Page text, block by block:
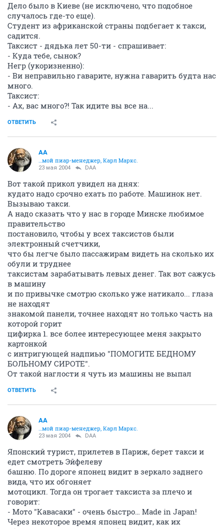
Дело было в Киеве (не исключено, что подобное
случалось где-то еще).
Студент из африканской страны подбегает к такси,
садится.
Таксист - дядька лет 50-ти - спрашивает:
- Куда тебе, сынок?
Негр (укоризненно):
- Ви неправильно гаварите, нужна гаварить будта нас
много.
Таксист:
- Ах, вас много?! Так идите вы все на...
ОТВЕТИТЬ
AA
…мой пиар-менеджер, Карл Маркс.
23 мая 2004 DAA
Вот такой прикол увидел на днях:
кудато надо срочно ехать по работе. Машинок нет.
Вызываю такси.
А надо сказать что у нас в городе Минске любимое
правительство
постановило, чтобы у всех таксистов были
электронный счетчики,
что бы легче было пассажирам видеть на сколько их
обули и труднее
таксистам зарабатывать левых денег. Так вот сажусь
в машину
и по привычке смотрю сколько уже натикало... глаза
не находят
знакомой панели, точнее находят но только часть на
которой горит
цифирка 1. все более интересующее меня закрыто
картонкой
с интригующей надпиью "ПОМОГИТЕ БЕДНОМУ
БОЛЬНОМУ СИРОТЕ".
От такой наглости я чуть из машины не выпал
ОТВЕТИТЬ
AA
…мой пиар-менеджер, Карл Маркс.
23 мая 2004 DAA
Японский турист, прилетев в Париж, берет такси и
едет смотреть Эйфелеву
башню. По дороге японец видит в зеркало заднего
вида, что их обгоняет
мотоцикл. Тогда он трогает таксиста за плечо и
говорит:
- Мото "Кавасаки" - очень быстро… Made in Japan!
Через некоторое время японец видит, как их